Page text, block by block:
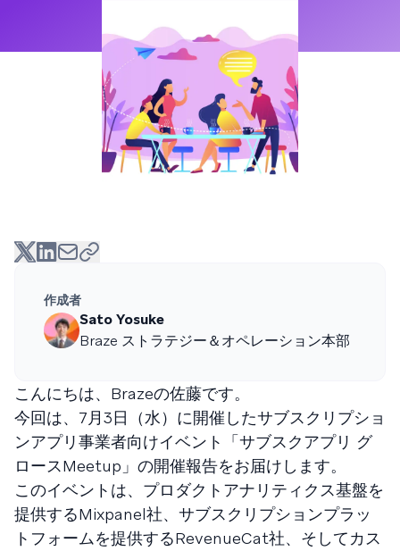
作成者
Sato Yosuke
Braze ストラテジー＆オペレーション本部
こんにちは、Brazeの佐藤です。
今回は、7月3日（水）に開催したサブスクリプショ
ンアプリ事業者向けイベント「サブスクアプリ グ
ロースMeetup」の開催報告をお届けします。
このイベントは、プロダクトアナリティクス基盤を
提供するMixpanel社、サブスクリプションプラッ
トフォームを提供するRevenueCat社、そしてカス